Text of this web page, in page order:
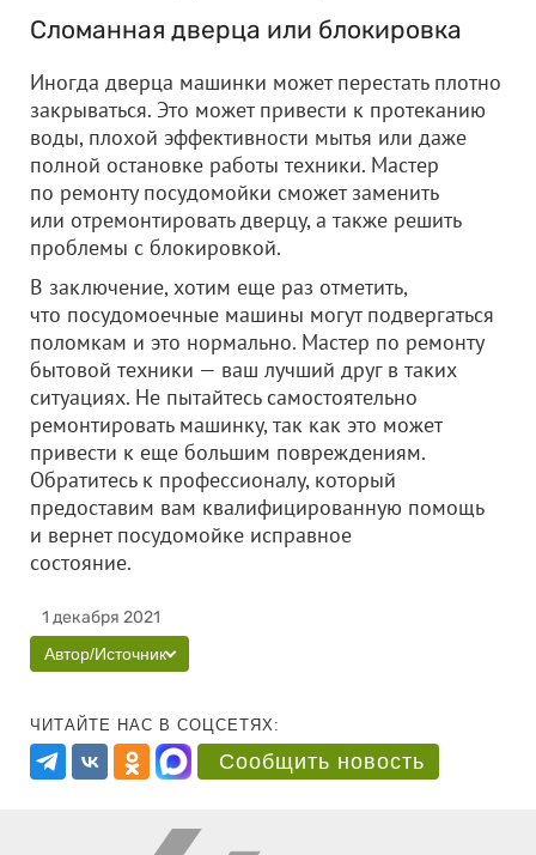
Сломанная дверца или блокировка
Иногда дверца машинки может перестать плотно
закрываться. Это может привести к протеканию
воды, плохой эффективности мытья или даже
полной остановке работы техники. Мастер
по ремонту посудомойки сможет заменить
или отремонтировать дверцу, а также решить
проблемы с блокировкой.
В заключение, хотим еще раз отметить,
что посудомоечные машины могут подвергаться
поломкам и это нормально. Мастер по ремонту
бытовой техники — ваш лучший друг в таких
ситуациях. Не пытайтесь самостоятельно
ремонтировать машинку, так как это может
привести к еще большим повреждениям.
Обратитесь к профессионалу, который
предоставим вам квалифицированную помощь
и вернет посудомойке исправное
состояние.
1 декабря 2021
Автор/Источник
ЧИТАЙТЕ НАС В СОЦСЕТЯХ:
Сообщить новость